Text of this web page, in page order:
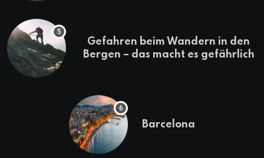
Gefahren beim Wandern in den
Bergen – das macht es gefährlich
Barcelona